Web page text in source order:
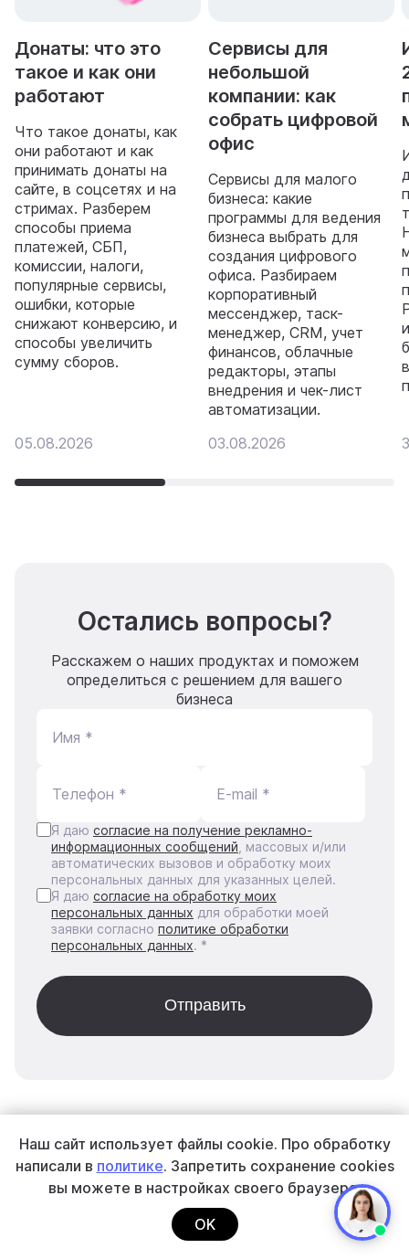
Донаты: что это
такое и как они
работают
Что такое донаты, как
они работают и как
принимать донаты на
сайте, в соцсетях и на
стримах. Разберем
способы приема
платежей, СБП,
комиссии, налоги,
популярные сервисы,
ошибки, которые
снижают конверсию, и
способы увеличить
сумму сборов.
05.08.2026
Сервисы для
небольшой
компании: как
собрать цифровой
офис
Сервисы для малого
бизнеса: какие
программы для ведения
бизнеса выбрать для
создания цифрового
офиса. Разбираем
корпоративный
мессенджер, таск-
менеджер, CRM, учет
финансов, облачные
редакторы, этапы
внедрения и чек-лист
автоматизации.
03.08.2026
Остались вопросы?
Расскажем о наших продуктах и поможем
определиться с решением для вашего
бизнеса
Имя *
Телефон * E-mail *
Я даю согласие на получение рекламно-
информационных сообщений , массовых и/или
автоматических вызовов и обработку моих
персональных данных для указанных целей.
Я даю согласие на обработку моих
персональных данных для обработки моей
заявки согласно политике обработки
персональных данных. *
Онлайн-чеки
Облачная касса
бизнеса
Наш сайт использует файлы cookie. Про обработку
написали в политике. Запретить сохранение cookies
вы можете в настройках своего браузера.
OK